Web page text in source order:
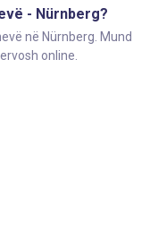
- Nürnberg?
në Nürnberg. Mund
online.